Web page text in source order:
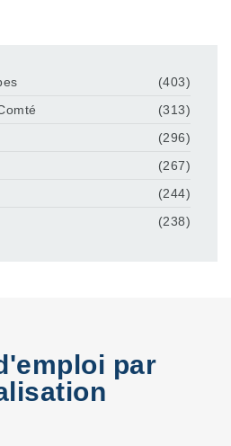
(403)
(313)
(296)
(267)
(244)
(238)
par